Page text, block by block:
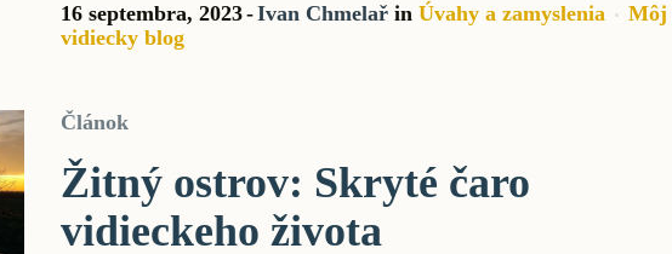
16 septembra, 2023 Ivan Chmelařin Úvahy a zamyslenia
Môj
vidiecky blog
Článok
Žitný ostrov: Skryté čaro
vidieckeho života